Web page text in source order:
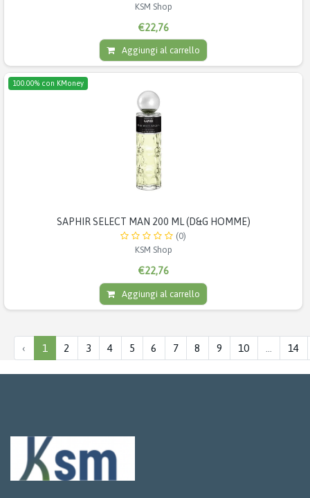
KSM Shop
€22,76
Aggiungi al carrello
100.00% con KMoney
SAPHIR SELECT MAN 200 ML (D&G HOMME)
(0)
KSM Shop
€22,76
Aggiungi al carrello
‹ 1 2 3 4 5 6 7 8 9 10 14